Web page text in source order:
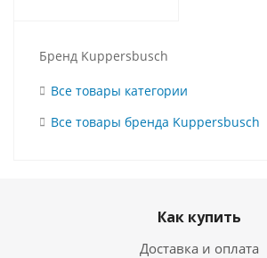
Бренд Kuppersbusch
Все товары категории
Все товары бренда Kuppersbusch
Как купить
Доставка и оплата